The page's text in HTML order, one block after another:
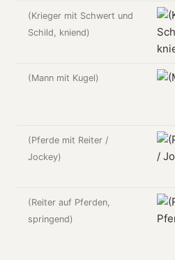
(Krieger mit Schwert und
Schild, kniend)
(Mann mit Kugel)
(Pferde mit Reiter /
Jockey)
(Reiter auf Pferden,
springend)